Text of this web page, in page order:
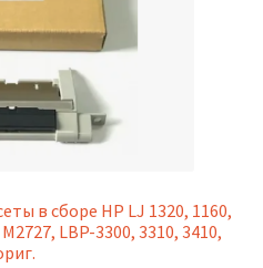
в сборе HP LJ 1320, 1160,
LBP-3300, 3310, 3410,